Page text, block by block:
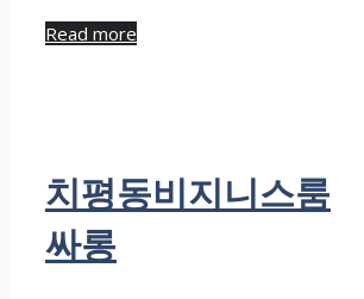
Read more
치평동비지니스룸
싸롱